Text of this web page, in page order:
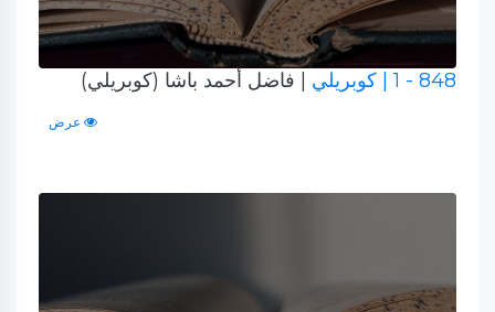
848 - 1 | كوبريلي | فاضل أحمد باشا (كوبريلي)
عرض